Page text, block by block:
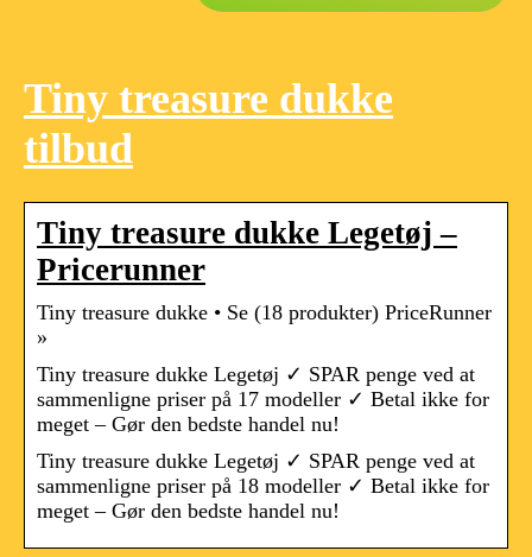
Tiny treasure dukke
tilbud
Tiny treasure dukke Legetøj –
Pricerunner
Tiny treasure dukke • Se (18 produkter) PriceRunner
»
Tiny treasure dukke Legetøj ✓ SPAR penge ved at
sammenligne priser på 17 modeller ✓ Betal ikke for
meget – Gør den bedste handel nu!
Tiny treasure dukke Legetøj ✓ SPAR penge ved at
sammenligne priser på 18 modeller ✓ Betal ikke for
meget – Gør den bedste handel nu!